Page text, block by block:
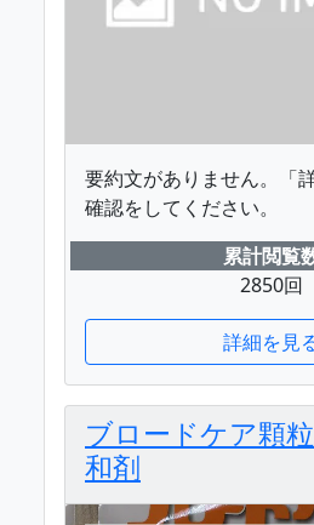
要約文がありません。「
確認をしてください。
累計閲覧
2850回
詳細を見
ブロードケア顆
和剤